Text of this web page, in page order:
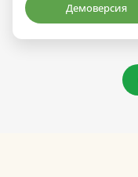
Демоверсия